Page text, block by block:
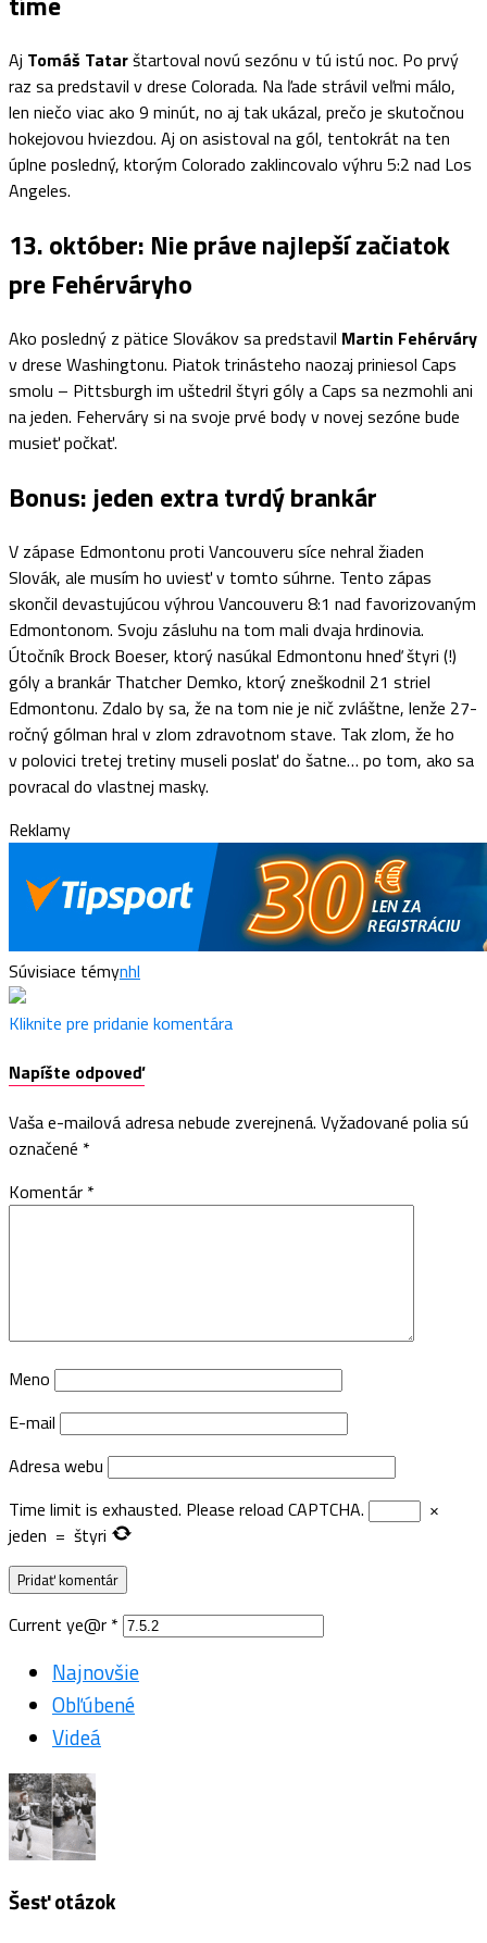
Aj Tomáš Tatarštartoval novú sezónu v tú istú noc. Po prvý
raz sa predstavil v drese Colorada. Na ľade strávil veľmi málo,
len niečo viac ako 9 minút, no aj tak ukázal, prečo je skutočnou
hokejovou hviezdou. Aj on asistoval na gól, tentokrát na ten
úplne posledný, ktorým Colorado zaklincovalo výhru 5:2 nad Los
Angeles.
13. október: Nie práve najlepší začiatok
pre Fehérváryho
Ako posledný z pätice Slovákov sa predstavil Martin Fehérváry
v drese Washingtonu. Piatok trinásteho naozaj priniesol Caps
smolu – Pittsburgh im uštedril štyri góly a Caps sa nezmohli ani
na jeden. Feherváry si na svoje prvé body v novej sezóne bude
musieť počkať.
Bonus: jeden extra tvrdý brankár
V zápase Edmontonu proti Vancouveru síce nehral žiaden
Slovák, ale musím ho uviesť v tomto súhrne. Tento zápas
skončil devastujúcou výhrou Vancouveru 8:1 nad favorizovaným
Edmontonom. Svoju zásluhu na tom mali dvaja hrdinovia.
Útočník Brock Boeser, ktorý nasúkal Edmontonu hneď štyri (!)
góly a brankár Thatcher Demko, ktorý zneškodnil 21 striel
Edmontonu. Zdalo by sa, že na tom nie je nič zvláštne, lenže 27-
ročný gólman hral v zlom zdravotnom stave. Tak zlom, že ho
v polovici tretej tretiny museli poslať do šatne… po tom, ako sa
povracal do vlastnej masky.
Reklamy
Súvisiace témynhl
Kliknite pre pridanie komentára
Napíšte odpoveď
Vaša e-mailová adresa nebude zverejnená. Vyžadované polia sú
označené *
Komentár *
Meno
E-mail
Adresa webu
Time limit is exhausted. Please reload CAPTCHA.
×
jeden = štyri
Current ye@r *
Najnovšie
Obľúbené
Videá
Šesť otázok